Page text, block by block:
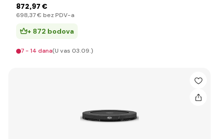
872,97 €
698,37 € bez PDV-a
+ 872 bodova
7 - 14 dana(U vas 03.09.)